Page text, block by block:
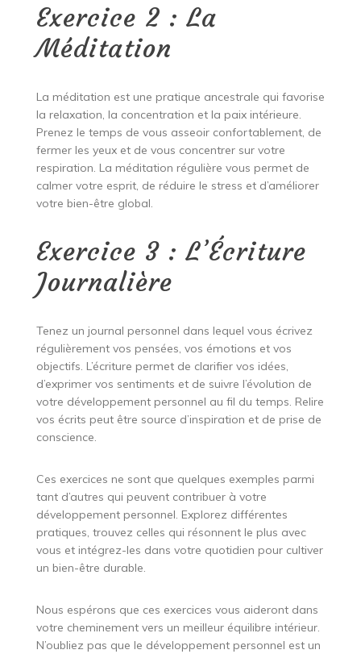
Exercice 2 : La
Méditation
La méditation est une pratique ancestrale qui favorise
la relaxation, la concentration et la paix intérieure.
Prenez le temps de vous asseoir confortablement, de
fermer les yeux et de vous concentrer sur votre
respiration. La méditation régulière vous permet de
calmer votre esprit, de réduire le stress et d’améliorer
votre bien-être global.
Exercice 3 : L’Écriture
Journalière
Tenez un journal personnel dans lequel vous écrivez
régulièrement vos pensées, vos émotions et vos
objectifs. L’écriture permet de clarifier vos idées,
d’exprimer vos sentiments et de suivre l’évolution de
votre développement personnel au fil du temps. Relire
vos écrits peut être source d’inspiration et de prise de
conscience.
Ces exercices ne sont que quelques exemples parmi
tant d’autres qui peuvent contribuer à votre
développement personnel. Explorez différentes
pratiques, trouvez celles qui résonnent le plus avec
vous et intégrez-les dans votre quotidien pour cultiver
un bien-être durable.
Nous espérons que ces exercices vous aideront dans
votre cheminement vers un meilleur équilibre intérieur.
N’oubliez pas que le développement personnel est un